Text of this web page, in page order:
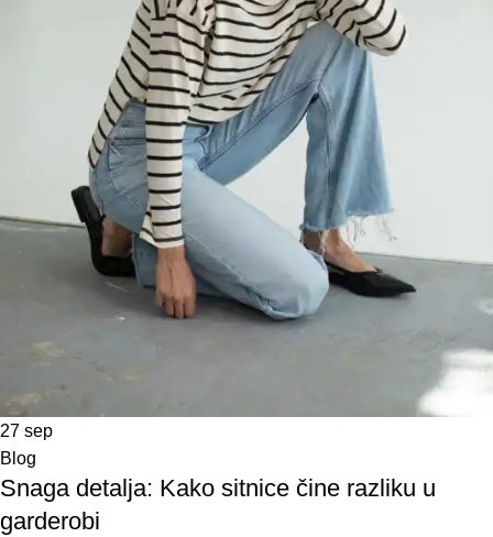
27 sep
Blog
Snaga detalja: Kako sitnice čine razliku u
garderobi